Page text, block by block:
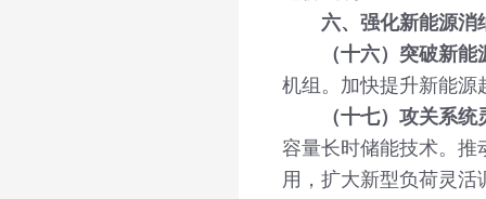
六、强化新能源消
（十六）突破新
机组。加快提升新能源
（十七）攻关系
容量长时储能技术。推
用，扩大新型负荷灵